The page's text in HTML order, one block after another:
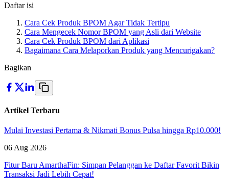
Daftar isi
Cara Cek Produk BPOM Agar Tidak Tertipu
Cara Mengecek Nomor BPOM yang Asli dari Website
Cara Cek Produk BPOM dari Aplikasi
Bagaimana Cara Melaporkan Produk yang Mencurigakan?
Bagikan
Artikel Terbaru
Mulai Investasi Pertama & Nikmati Bonus Pulsa hingga Rp10.000!
06 Aug 2026
Fitur Baru AmarthaFin: Simpan Pelanggan ke Daftar Favorit Bikin
Transaksi Jadi Lebih Cepat!